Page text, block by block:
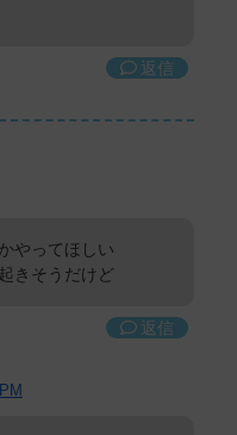
返信
やってほしい
きそうだけど
返信